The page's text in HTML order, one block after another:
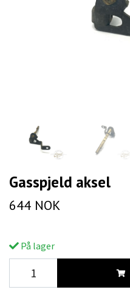
Gasspjeld aksel
644 NOK
På lager